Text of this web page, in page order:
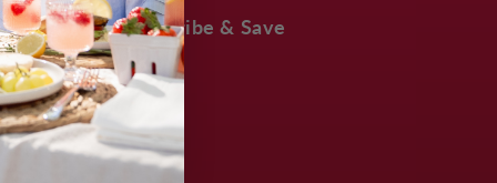
Subscribe & Save